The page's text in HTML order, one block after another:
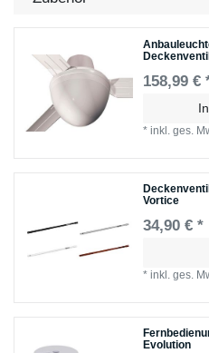
158,99 €
*inkl. ges.
Vortice
34,90 € *
*inkl. ges.
Evolution